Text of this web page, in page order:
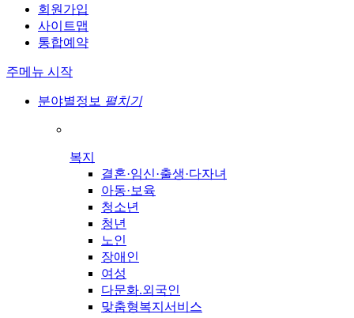
회원가입
사이트맵
통합예약
주메뉴 시작
분야별정보 펼치기
복지
결혼·임신·출생·다자녀
아동·보육
청소년
청년
노인
장애인
여성
다문화.외국인
맞춤형복지서비스